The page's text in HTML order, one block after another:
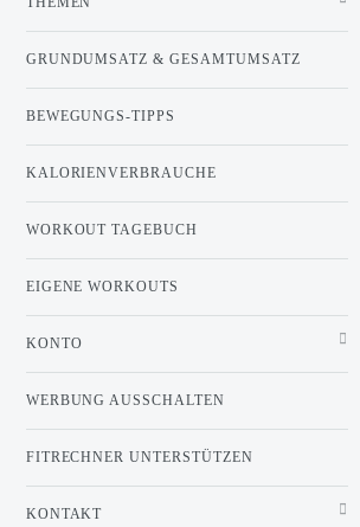
GRUNDUMSATZ & GESAMTUMSATZ
BEWEGUNGS-TIPPS
KALORIENVERBRAUCHE
WORKOUT TAGEBUCH
EIGENE WORKOUTS
KONTO
WERBUNG AUSSCHALTEN
FITRECHNER UNTERSTÜTZEN
KONTAKT